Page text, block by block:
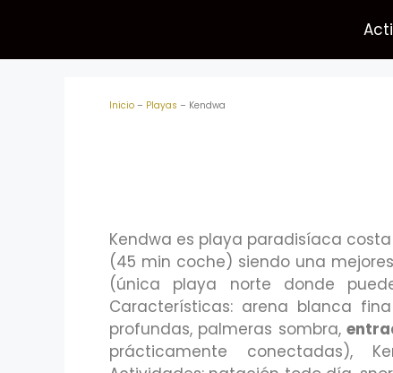
Inicio – Playas – Kendwa
Kendwa es playa paradisíaca
(45 min coche) siendo una
(única playa norte donde
Características: arena blanca
profundas, palmeras sombra,
prácticamente conectadas),